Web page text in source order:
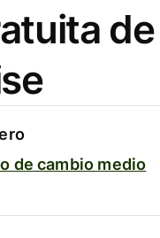
de
de cambio medio